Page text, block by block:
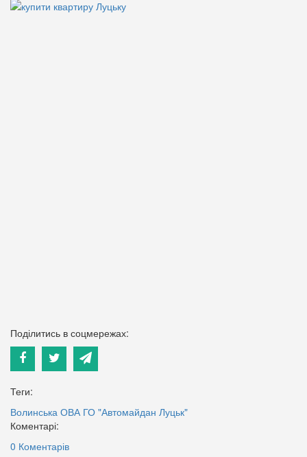
Поділитись в соцмережах:
Теги:
Волинська ОВА ГО "Автомайдан Луцьк"
Коментарі:
0 Коментарів